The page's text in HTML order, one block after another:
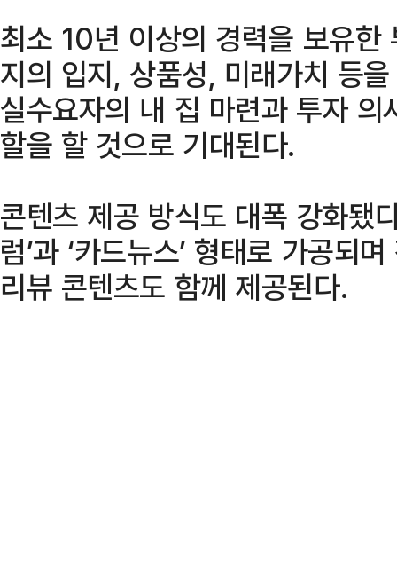
최소 10년 이상의 경력을 보유한
지의 입지, 상품성, 미래가치 등
실수요자의 내 집 마련과 투자
할을 할 것으로 기대된다.
콘텐츠 제공 방식도 대폭 강화됐
럼’과 ‘카드뉴스’ 형태로 가공되
리뷰 콘텐츠도 함께 제공된다.